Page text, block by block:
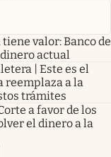
valor: Banco de
actual
| Este es el
reemplaza a la
trámites
a favor de los
el dinero a la
pestañapestaña
en nueva pestaña
en nueva pestaña